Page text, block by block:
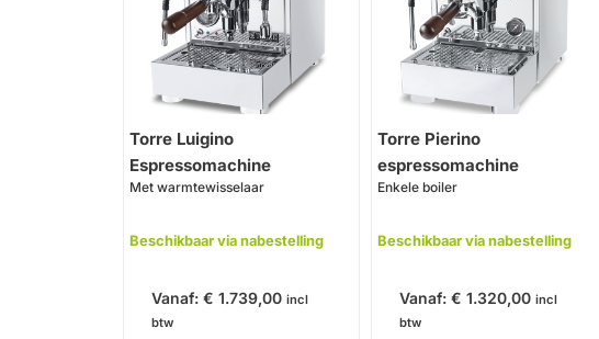
Torre Luigino
Espressomachine
Met warmtewisselaar
Beschikbaar via nabestelling
Vanaf: € 1.739,00 incl
btw
Torre Pierino
espressomachine
Enkele boiler
Beschikbaar via nabestelling
Vanaf: € 1.320,00 incl
btw